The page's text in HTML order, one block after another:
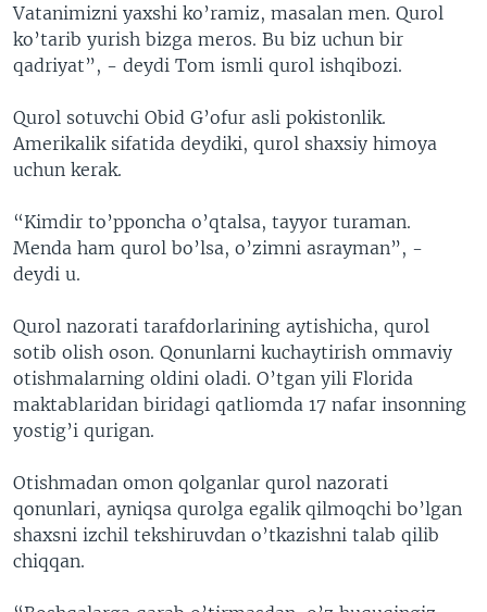
Vatanimizni yaxshi ko’ramiz, masalan men. Qurol
ko’tarib yurish bizga meros. Bu biz uchun bir
qadriyat”, - deydi Tom ismli qurol ishqibozi.
Qurol sotuvchi Obid G’ofur asli pokistonlik.
Amerikalik sifatida deydiki, qurol shaxsiy himoya
uchun kerak.
“Kimdir to’pponcha o’qtalsa, tayyor turaman.
Menda ham qurol bo’lsa, o’zimni asrayman”, -
deydi u.
Qurol nazorati tarafdorlarining aytishicha, qurol
sotib olish oson. Qonunlarni kuchaytirish ommaviy
otishmalarning oldini oladi. O’tgan yili Florida
maktablaridan biridagi qatliomda 17 nafar insonning
yostig’i qurigan.
Otishmadan omon qolganlar qurol nazorati
qonunlari, ayniqsa qurolga egalik qilmoqchi bo’lgan
shaxsni izchil tekshiruvdan o’tkazishni talab qilib
chiqqan.